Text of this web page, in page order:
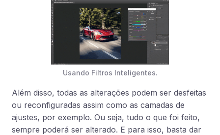
Usando Filtros Inteligentes.
Além disso, todas as alterações podem ser desfeitas
ou reconfiguradas assim como as camadas de
ajustes, por exemplo. Ou seja, tudo o que foi feito,
sempre poderá ser alterado. E para isso, basta dar